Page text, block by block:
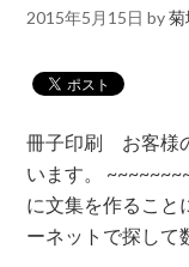
2015年5月15日 by菊
冊子印刷 お客様
います。
に文集を作ること
ーネットで探して